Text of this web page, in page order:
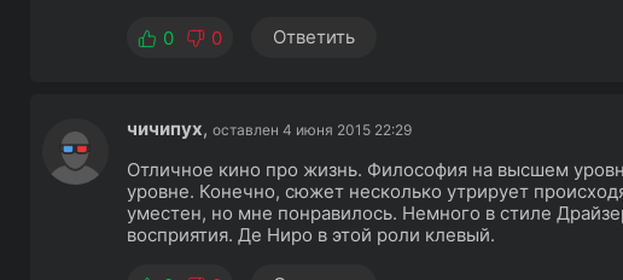
0 0 Ответить
чичипух, оставлен 4 июня 2015 22:29
Отличное кино про жизнь. Философия на высшем
уровне. Конечно, сюжет несколько утрирует
уместен, но мне понравилось. Немного в стиле
восприятия. Де Ниро в этой роли клевый.